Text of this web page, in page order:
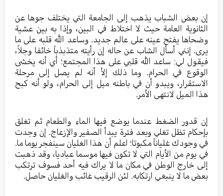
إن بعض الشباب يذهب إلى الجامعة التي يختلف جوها عن
الثانوية العامة حيث لا اختلاط في البين، وإذا به بين عشية
وضحاها يفتح عينه على عالم جديد. وساعد الله قلبه على ما
يرى. إنني أسأل الشاب عن حاله إن رأيته متذبذباً خائفا وجلاً،
فيقول لي: ساعد الله قلبي على هذا المجتمع؛ أي أنه يخشى
الوقوع في الحرام. وما ذلك إلأ أنه لم يصل إلى مرحلة
الاستقرار، ويبدو أن في باطنه ميل إلى الحرام، ولو أنه كبح
هذا الميل لانتهى الأمر.
إن قدور الضغط عندما يوضع فيها الماء والطعام ثم تغلق
بإحكام تظل تغلي وبعد فترة يبدأ الصفير والإزعاج. إن وجدت
في وجودك غلياناً مكبوتا؛ اعلم أن هذا الغليان سينفجر يوما ما.
في يوم من الأيام التي لا تكون فيها موسما عباديا، وقد ذهبت
إلى خارج الوطن في مكان ما لا يراك فيه أحد فسوف ترتكب
بعض ما لا ينبغي ارتكابه. لئن الرقيب غائب والغليان حاصل.